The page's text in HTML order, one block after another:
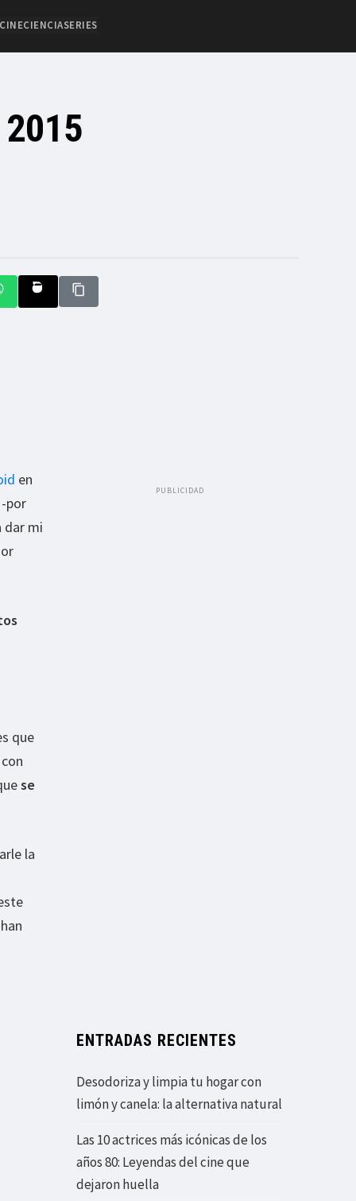
CINECIENCIASERIES
en
por
dar mi
que
se
la
PUBLICIDAD
ENTRADAS RECIENTES
Desodoriza y limpia tu hogar con
limón y canela: la alternativa natural
Las 10 actrices más icónicas de los
años 80: Leyendas del cine que
dejaron huella